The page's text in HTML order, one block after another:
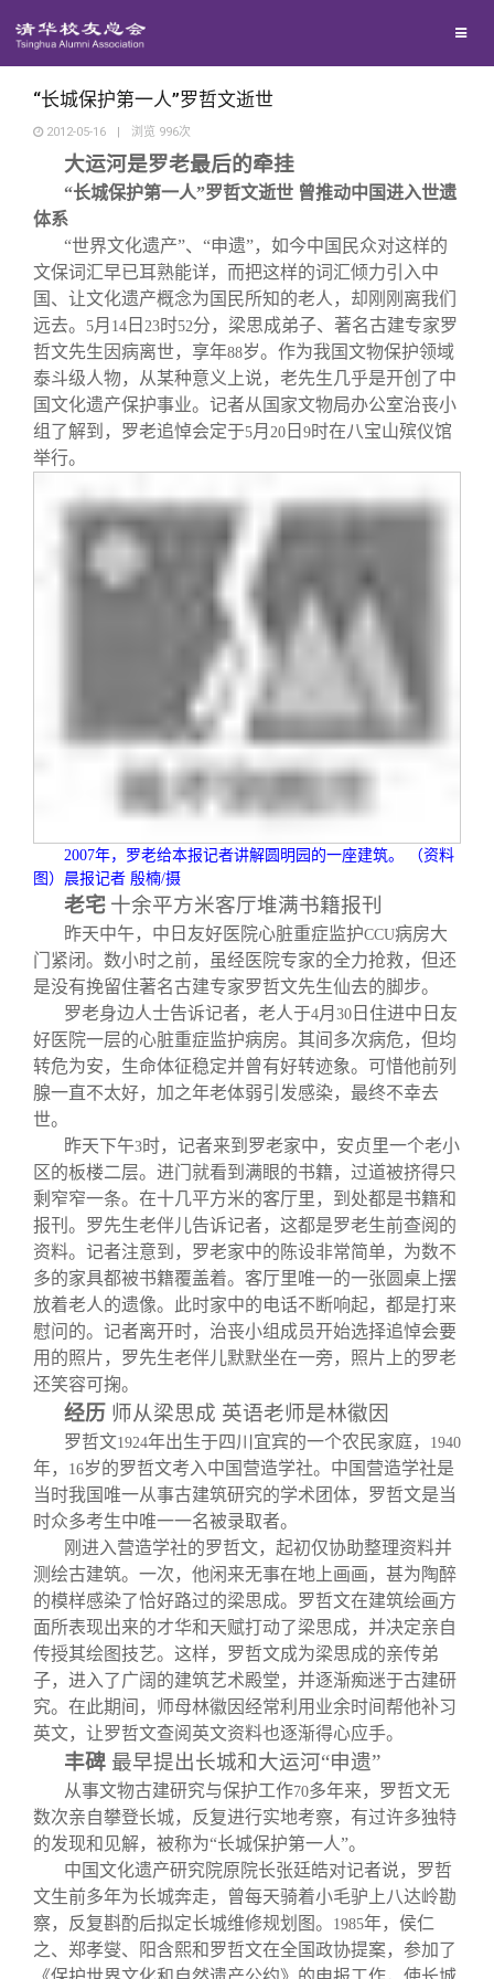
地区联络
年级联络
专业委员会
兴趣群体
西南联大校友会
回馈母校
捐赠项目
捐赠纪事
捐赠方法
义工计划
媒体平台
《水木清华》
我要订阅
新媒体平台
清华人物
清华故事
青春风采
校友文苑
校友讲坛
校友服务
终身学习
信息化服务
三创大赛
实用信息
校友总会
总会简介
会长致辞
总会章程
制度法规
联系我们
关闭
“长城保护第一人”罗哲文逝世
2012-05-16 | 浏览 996次
大运河是罗老最后的牵挂
“长城保护第一人”罗哲文逝世 曾推动中国进入世遗
体系
“世界文化遗产”、“申遗”，如今中国民众对这样的
文保词汇早已耳熟能详，而把这样的词汇倾力引入中
国、让文化遗产概念为国民所知的老人，却刚刚离我们
远去。 5月 14 日 23时52分，梁思成弟子、著名古建专家罗
哲文先生因病离世，享年88岁。作为我国文物保护领域
泰斗级人物，从某种意义上说，老先生几乎是开创了中
国文化遗产保护事业。记者从国家文物局办公室治丧小
组了解到，罗老追悼会定于5月 20 日 9时在八宝山殡仪馆
举行。
2007年，罗老给本报记者讲解圆明园的一座建筑。
（资料
图）晨报记者 殷楠/摄
老宅 十余平方米客厅堆满书籍报刊
昨天中午，中日友好医院心脏重症监护CCU病房大
门紧闭。数小时之前，虽经医院专家的全力抢救，但还
是没有挽留住著名古建专家罗哲文先生仙去的脚步。
罗老身边人士告诉记者，老人于4月 30 日住进中日友
好医院一层的心脏重症监护病房。其间多次病危，但均
转危为安，生命体征稳定并曾有好转迹象。可惜他前列
腺一直不太好，加之年老体弱引发感染，最终不幸去
世。
昨天下午3时，记者来到罗老家中，安贞里一个老小
区的板楼二层。进门就看到满眼的书籍，过道被挤得只
剩窄窄一条。在十几平方米的客厅里，到处都是书籍和
报刊。罗先生老伴儿告诉记者，这都是罗老生前查阅的
资料。记者注意到，罗老家中的陈设非常简单，为数不
多的家具都被书籍覆盖着。客厅里唯一的一张圆桌上摆
放着老人的遗像。此时家中的电话不断响起，都是打来
慰问的。记者离开时，治丧小组成员开始选择追悼会要
用的照片，罗先生老伴儿默默坐在一旁，照片上的罗老
还笑容可掬。
经历 师从梁思成 英语老师是林徽因
罗哲文1924年出生于四川宜宾的一个农民家庭， 1940
年， 16岁的罗哲文考入中国营造学社。中国营造学社是
当时我国唯一从事古建筑研究的学术团体，罗哲文是当
时众多考生中唯一一名被录取者。
刚进入营造学社的罗哲文，起初仅协助整理资料并
测绘古建筑。一次，他闲来无事在地上画画，甚为陶醉
的模样感染了恰好路过的梁思成。罗哲文在建筑绘画方
面所表现出来的才华和天赋打动了梁思成，并决定亲自
传授其绘图技艺。这样，罗哲文成为梁思成的亲传弟
子，进入了广阔的建筑艺术殿堂，并逐渐痴迷于古建研
究。在此期间，师母林徽因经常利用业余时间帮他补习
英文，让罗哲文查阅英文资料也逐渐得心应手。
丰碑 最早提出长城和大运河“申遗”
从事文物古建研究与保护工作70多年来，罗哲文无
数次亲自攀登长城，反复进行实地考察，有过许多独特
的发现和见解，被称为“长城保护第一人”。
中国文化遗产研究院原院长张廷皓对记者说，罗哲
文生前多年为长城奔走，曾每天骑着小毛驴上八达岭勘
察，反复斟酌后拟定长城维修规划图。
1985年，侯仁
之、郑孝燮、阳含熙和罗哲文在全国政协提案，参加了